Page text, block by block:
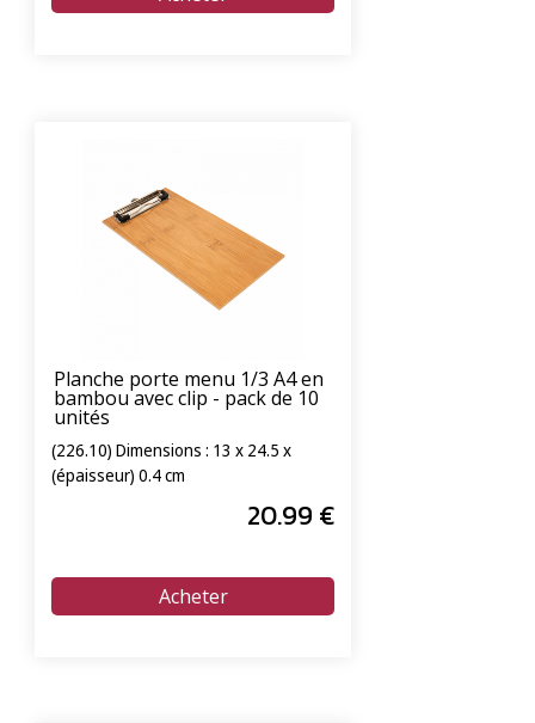
Planche porte menu 1/3 A4 en
bambou avec clip - pack de 10
unités
(226.10) Dimensions : 13 x 24.5 x
(épaisseur) 0.4 cm
20.99 €